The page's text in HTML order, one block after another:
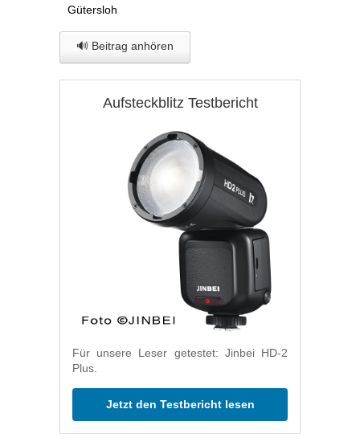
Gütersloh
🔊 Beitrag anhören
Aufsteckblitz Testbericht
Für unsere Leser getestet: Jinbei HD-2
Plus.
Jetzt den Testbericht lesen